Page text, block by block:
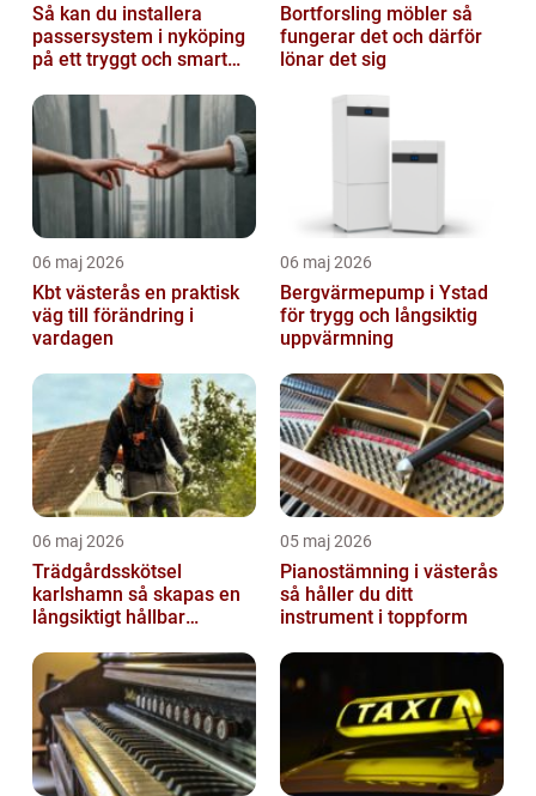
Så kan du installera
passersystem i nyköping
på ett tryggt och smart
Bortforsling möbler så
fungerar det och därför
lönar det sig
06 maj 2026
Kbt västerås en praktisk
väg till förändring i
vardagen
06 maj 2026
Bergvärmepump i Ystad
för trygg och långsiktig
uppvärmning
06 maj 2026
Trädgårdsskötsel
karlshamn så skapas en
långsiktigt hållbar
05 maj 2026
Pianostämning i västerås
så håller du ditt
instrument i toppform